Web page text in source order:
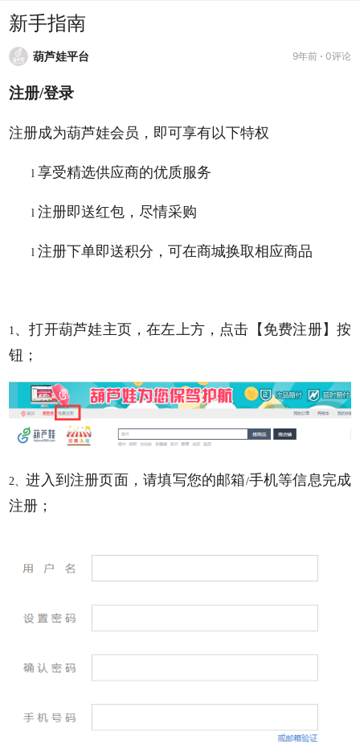
新手指南
葫芦娃平台 9年前 0评论
注册/登录
注册成为葫芦娃会员，即可享有以下特权
l 享受精选供应商的优质服务
l 注册即送红包，尽情采购
l 注册下单即送积分，可在商城换取相应商品
1 、打开葫芦娃主页，在左上方，点击【免费注册】按
钮；
2、进入到注册页面，请填写您的邮箱/手机等信息完成
注册；